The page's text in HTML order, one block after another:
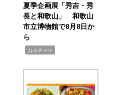
夏季企画展「秀吉・秀
長と和歌山」 和歌山
市立博物館で8月8日か
ら
カルチャー